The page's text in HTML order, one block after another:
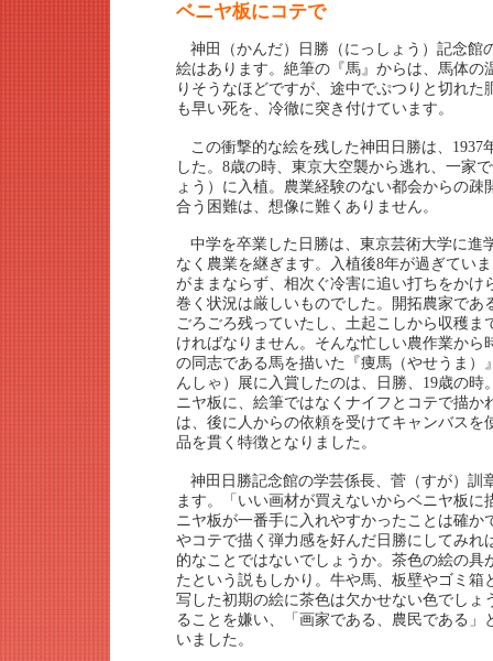
ベニヤ板にコテで
神田（かんだ）日勝（にっしょう）記念館
絵はあります。絶筆の『馬』からは、馬体の
りそうなほどですが、途中でぷつりと切れ
も早い死を、冷徹に突き付けています。
この衝撃的な絵を残した神田日勝は、1937
した。8歳の時、東京大空襲から逃れ、一家
ょう）に入植。農業経験のない都会からの
合う困難は、想像に難くありません。
中学を卒業した日勝は、東京芸術大学に進
なく農業を継ぎます。入植後8年が過ぎてい
がままならず、相次ぐ冷害に追い打ちをかけ
巻く状況は厳しいものでした。開拓農家であ
ごろごろ残っていたし、土起こしから収穫ま
ければなりません。そんな忙しい農作業から
の同志である馬を描いた『痩馬（やせうま）
んしゃ）展に入賞したのは、日勝、19歳の
ニヤ板に、絵筆ではなくナイフとコテで描か
は、後に人からの依頼を受けてキャンバスを
品を貫く特徴となりました。
神田日勝記念館の学芸係長、菅（すが）訓
ます。「いい画材が買えないからベニヤ板
ニヤ板が一番手に入れやすかったことは確か
やコテで描く弾力感を好んだ日勝にしてみれ
的なことではないでしょうか。茶色の絵の具
たという説もしかり。牛や馬、板壁やゴミ箱
写した初期の絵に茶色は欠かせない色でしょ
ることを嫌い、「画家である、農民である」
いました。